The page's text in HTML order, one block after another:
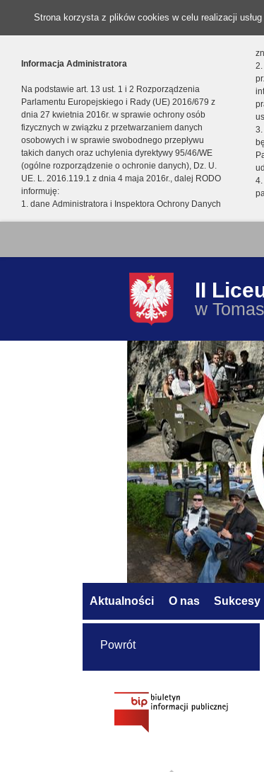
Strona korzysta z plików cookies w celu realizacji
Informacja Administratora
Na podstawie art. 13 ust. 1 i 2 Rozporządzenia
Parlamentu Europejskiego i Rady (UE) 2016/679 z
dnia 27 kwietnia 2016r. w sprawie ochrony osób
fizycznych w związku z przetwarzaniem danych
osobowych i w sprawie swobodnego przepływu
takich danych oraz uchylenia dyrektywy 95/46/WE
(ogólne rozporządzenie o ochronie danych), Dz. U.
UE. L. 2016.119.1 z dnia 4 maja 2016r., dalej RODO
informuję:
1. dane Administratora i Inspektora Ochrony Danych
II
w
Aktualności O nas Sukcesy
Powrót